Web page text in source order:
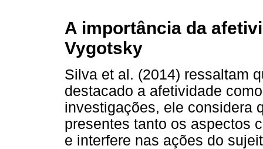
A importância da
Vygotsky
Silva et al. (2014) ressaltam
destacado a afetividade
investigações, ele considera
presentes tanto os aspectos
e interfere nas ações do